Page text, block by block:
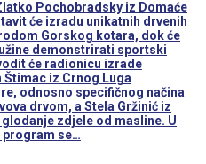
Pochobradsky iz Domaće
će izradu unikatnih drvenih
Gorskog kotara, dok će
demonstrirati sportski
će radionicu izrade
Štimac iz Crnog Luga
odnosno specifičnog načina
drvom, a Stela Gržinić iz
zdjele od masline. U
se…